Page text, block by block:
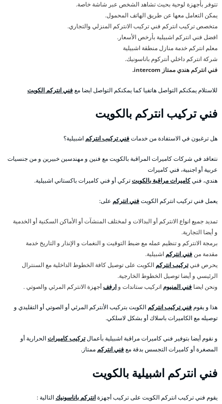
تتوفر بأجهزة لوحية بحيث تشاهد الشخص عبر شاشة خاصة.
يمكن التعامل معها عن طريق الهاتف المحمول.
متخصص تركيب انتركم فني تركيب الانتركم المنزلي والتجاري.
افضل فني انتركم اشبيلية بأرخص الأسعار.
معلم انتركم خدمة منازل منطقة اشبيلية
شركة انتركم داخلي أنتركوم باناسونيك.
فني انتركم هندي ممتاز intercom.
للاستلام يمكنكم التواصل هاتفيا كما يمكنكم التواصل ايضا معفني انتركم الكويت
فني تركيب انتركم بالكويت
هل ترغبون في الاستفادة من خدماتفني تركيب انتركم اشبيلية؟
نتعاقد في شركات كاميرات المراقبة بالكويت مع فنين و مهندسين خبيرين و من جنسيات
عربية أو اجنبية، فني كاميرات
هندي، فنيكاميرات مراقبة بالكويتتركي أو فني كاميرات باكستاني اشبيلية.
يعمل فني تركيب انتركم الكويتفني انتركم على:
تمديد جميع انواع الانتركم أو البدالات و لمختلف المنشآت أو الأماكن السكنية أو الخدمية
و أيضا التجارية.
برمجة الانتركم و تنظيم عمله مع ضبط التوقيت و النغمات و الإنذار و التاريخ خدمة
مقدمة من فني انتركم اشبيلية.
يحرص فنيتركيب انتركم الكويت على توصيل كافة الخطوط الداخلية مع السنترال
الرئيسي و أيضا توصيل الخطوط الخارجية.
ونحن ايضا فني المنيوماتركيب ستاندات و ارففأجهزة الانتركم المرئي والصوتي .
هذا و يقوم فني تركيب انتركم الكويت بتركيب الأنتركم المرئي أو الصوتي أو التقليدي و
توصيله مع الكاميرات باسلاك أو بشكل لاسلكي.
و نقوم أيضا بتوفير فني كاميرات مراقبة اشبيلية بأعمالتركيب كاميراتالحرارية أو
المصغرة أو كاميرات التجسس بدقة معفني انتركمممتاز.
فني انتركم اشبيلية بالكويت
يقوم فني تركيب انتركم الكويت على تركيب أجهزةانتركم باناسونيك التالية :